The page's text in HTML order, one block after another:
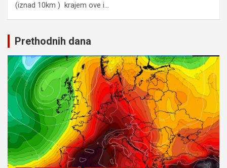
(iznad 10km ) krajem ove i…
Prethodnih dana